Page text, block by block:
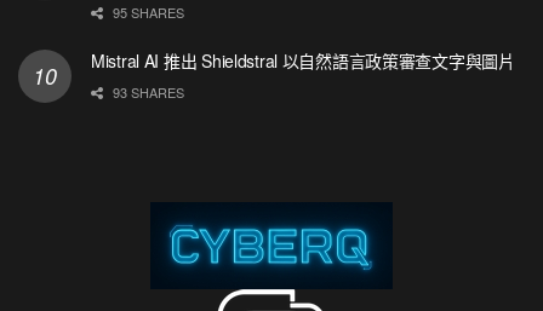
95 SHARES
Mistral AI 推出 Shieldstral 以自然語言政策審查文字與圖片
93 SHARES